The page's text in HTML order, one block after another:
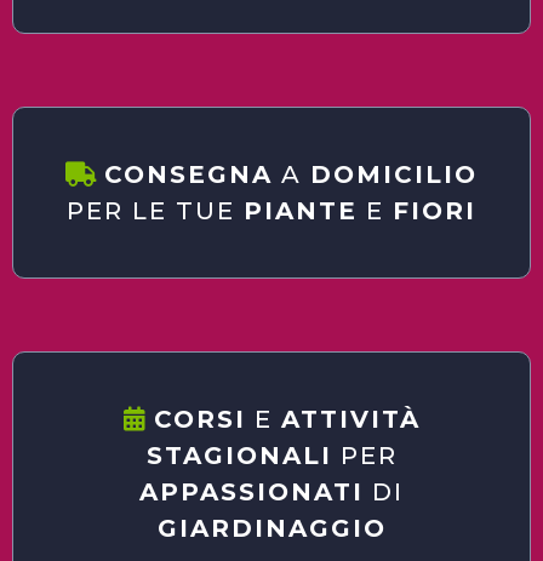
CONSEGNA A DOMICILIO
PER LE TUE PIANTE E FIORI
CORSI E ATTIVITÀ
STAGIONALI PER
APPASSIONATI DI
GIARDINAGGIO